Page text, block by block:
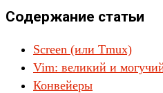
Содержание статьи
Screen (или Tmux)
Vim: великий и
Конвейеры